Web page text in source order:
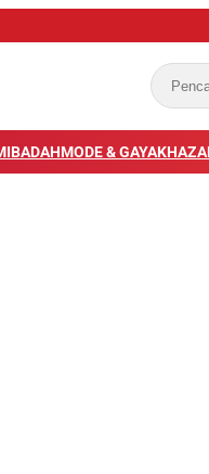
IBADAHMODE & GAYA